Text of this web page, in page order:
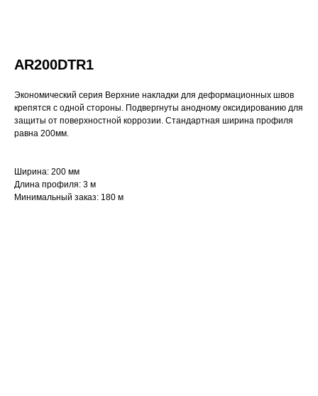
AR200DTR1
Экономический серия Верхние накладки для деформационных швов
крепятся с одной стороны. Подвергнуты анодному оксидированию для
защиты от поверхностной коррозии. Стандартная ширина профиля
равна 200мм.
Ширина: 200 мм
Длина профиля: 3 м
Минимальный заказ: 180 м